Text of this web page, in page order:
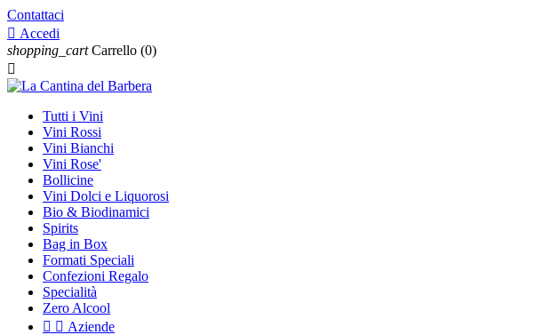
Contattaci
 Accedi
shopping_cart Carrello (0)

Tutti i Vini
Vini Rossi
Vini Bianchi
Vini Rose'
Bollicine
Vini Dolci e Liquorosi
Bio & Biodinamici
Spirits
Bag in Box
Formati Speciali
Confezioni Regalo
Specialità
Zero Alcool
  Aziende